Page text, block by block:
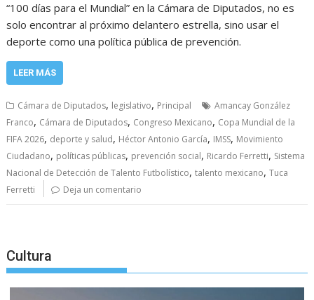
“100 días para el Mundial” en la Cámara de Diputados, no es
solo encontrar al próximo delantero estrella, sino usar el
deporte como una política pública de prevención.
LEER MÁS
Cámara de Diputados, legislativo, Principal
Amancay González
Franco, Cámara de Diputados, Congreso Mexicano, Copa Mundial de la
FIFA 2026, deporte y salud, Héctor Antonio García, IMSS, Movimiento
Ciudadano, políticas públicas, prevención social, Ricardo Ferretti, Sistema
Nacional de Detección de Talento Futbolístico,talento mexicano,Tuca
Ferretti
Deja un comentario
Cultura